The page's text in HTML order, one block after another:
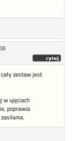
zestaw jest
w ujęciach
poprawia